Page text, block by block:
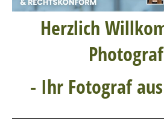
Herzlich
- Ihr Fotograf